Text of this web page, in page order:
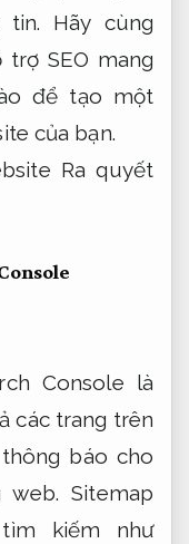
Hãy cùng
SEO mang
để tạo một
của bạn.
Ra quyết
Console là
các trang trên
báo cho
Sitemap
kiếm như